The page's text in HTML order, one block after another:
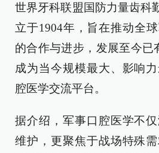
世界牙科联盟国防力量齿科
立于1904年，旨在推动全
的合作与进步，发展至今已
成为当今规模最大、影响
腔医学交流平台。
据介绍，军事口腔医学不
维护，更聚焦于战场特殊